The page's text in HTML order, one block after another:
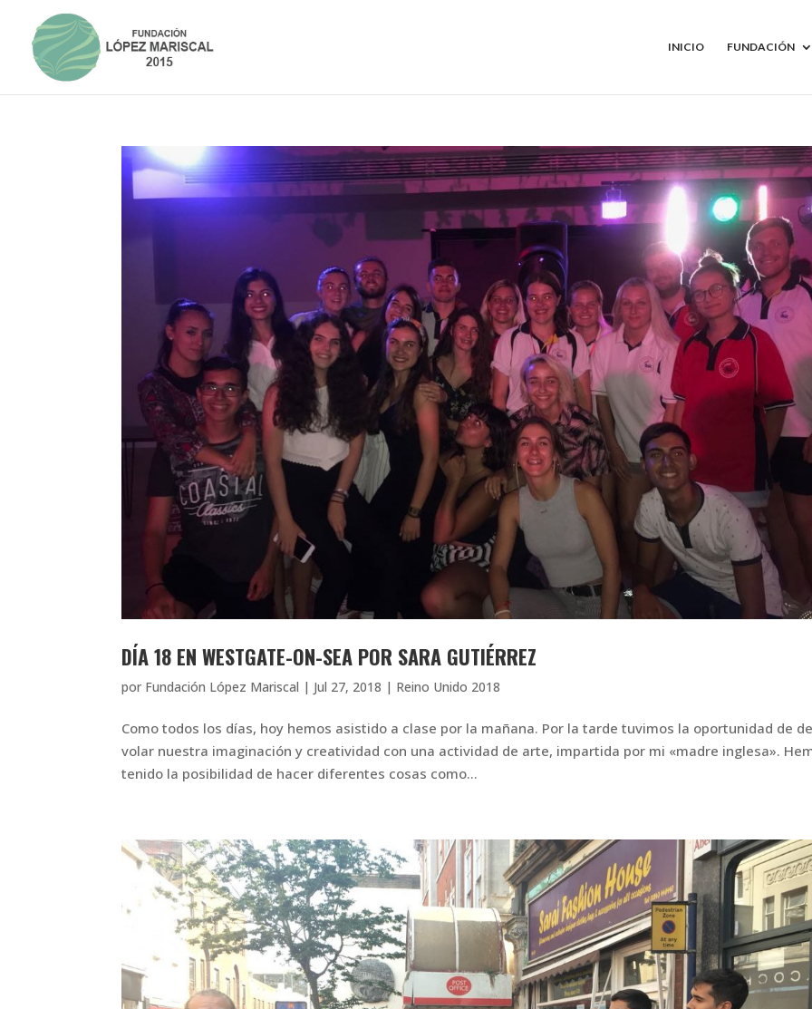
INICIO FUNDACIÓN
DÍA 18 EN WESTGATE-ON-SEA POR SARA GUTIÉRREZ
por Fundación López Mariscal | Jul 27, 2018 | Reino Unido 2018
Como todos los días, hoy hemos asistido a clase por la mañana. Por la tarde tuvimos la oportunidad de
volar nuestra imaginación y creatividad con una actividad de arte, impartida por mi «madre inglesa».
tenido la posibilidad de hacer diferentes cosas como...